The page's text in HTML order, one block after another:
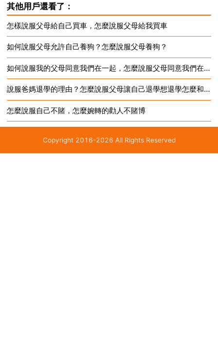
費，那就得辛苦你自己打工賺錢購買了。 何時 你的父母
和我的父母都一樣，每次叫買東西都說怕我這樣，怕我
那樣的，...
其他用戶還看了：
怎樣說服父母給自己買車，怎麼說服父母給我買車
如何說服父母允許自己養狗？怎麼說服父母養狗？
如何說服我的父母同意我們在一起，怎麼說服父母同意我們在一起
說服爸媽退學的理由？怎麼說服父母讓自己退學想退學怎麼和家人說
怎麼說服自己不賭，怎麼婉轉的勸人不賭博
Copyright 2016-2026 All Rights Reserved